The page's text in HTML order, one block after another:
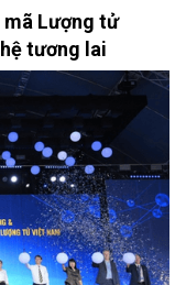
mã Lượng tử
tương lai